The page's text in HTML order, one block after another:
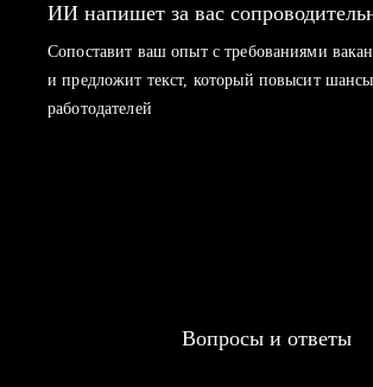
ИИ напишет за вас
Сопоставит ваш опыт с требованиями
и предложит текст, который повысит
работодателей
Вопросы и ответы